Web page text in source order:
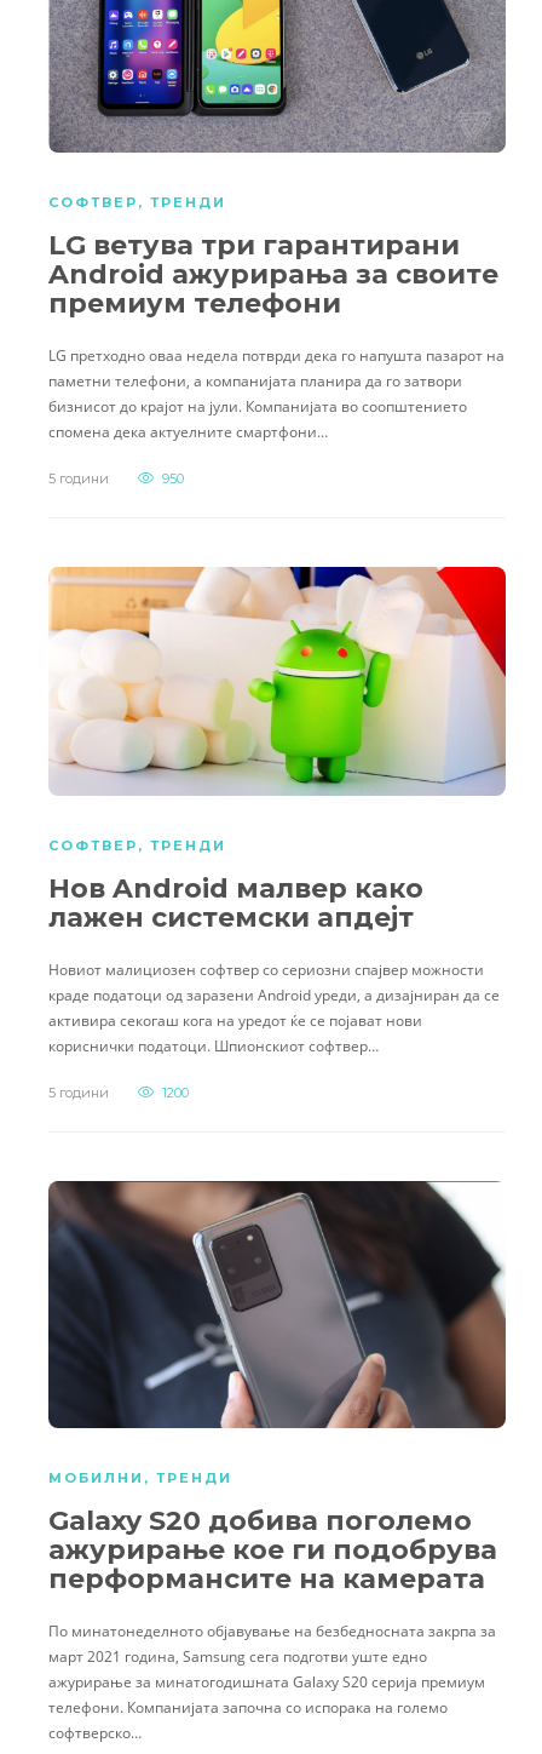
СОФТВЕР , ТРЕНДИ
LG ветува три гарантирани
Android ажурирања за своите
премиум телефони
LG претходно оваа недела потврди дека го напушта пазарот на
паметни телефони, а компанијата планира да го затвори
бизнисот до крајот на јули. Компанијата во соопштението
спомена дека актуелните смартфони…
5 години 950
СОФТВЕР , ТРЕНДИ
Нов Android малвер како
лажен системски апдејт
Новиот малициозен софтвер со сериозни спајвер можности
краде податоци од заразени Android уреди, а дизајниран да се
активира секогаш кога на уредот ќе се појават нови
кориснички податоци. Шпионскиот софтвер…
5 години 1200
МОБИЛНИ , ТРЕНДИ
Galaxy S20 добива поголемо
ажурирање кое ги подобрува
перформансите на камерата
По минатонеделното објавување на безбедносната закрпа за
март 2021 година, Samsung сега подготви уште едно
ажурирање за минатогодишната Galaxy S20 серија премиум
телефони. Компанијата започна со испорака на големо
софтверско…